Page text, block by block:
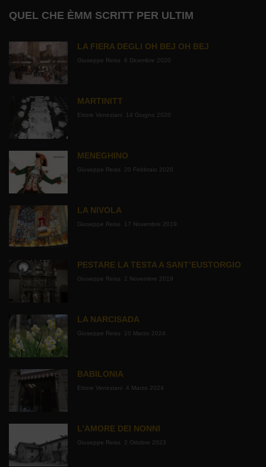
QUEL CHE ÈMM SCRITT PER ULTIM
LA FIERA DEGLI OH BEJ OH BEJ
Giuseppe Reiss 6 Dicembre 2020
MARTINITT
Ettore Veneziani 14 Giugno 2020
MENEGHINO
Giuseppe Reiss 20 Febbraio 2020
LA NIVOLA
Giuseppe Reiss 17 Novembre 2019
PESTARE LA TESTA A SANT’EUSTORGIO
Giuseppe Reiss 2 Novembre 2019
LA NARCISADA
Giuseppe Reiss 10 Marzo 2024
BABILONIA
Ettore Veneziani 4 Marzo 2024
L’AMORE DEI NONNI
Giuseppe Reiss 2 Ottobre 2023